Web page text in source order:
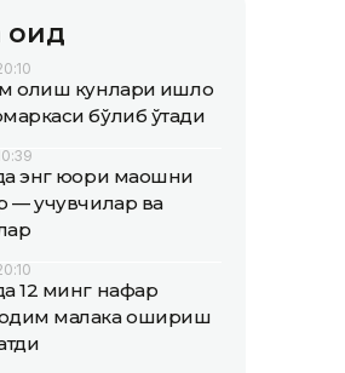
оид
олиш кунлари қишлоқ
бўлиб ўтади
энг юқори маошни
— учувчилар ва
12 минг нафар
малака ошириш